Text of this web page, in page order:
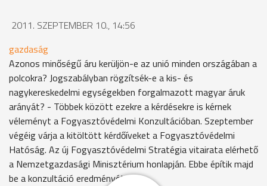
2011. SZEPTEMBER 10., 14:56
gazdaság
Azonos minőségű áru kerüljön-e az unió minden országában a
polcokra? Jogszabályban rögzítsék-e a kis- és
nagykereskedelmi egységekben forgalmazott magyar áruk
arányát? - Többek között ezekre a kérdésekre is kérnek
véleményt a Fogyasztóvédelmi Konzultációban. Szeptember
végéig várja a kitöltött kérdőíveket a Fogyasztóvédelmi
Hatóság. Az új Fogyasztóvédelmi Stratégia vitairata elérhető
a Nemzetgazdasági Minisztérium honlapján. Ebbe építik majd
be a konzultáció eredményét.